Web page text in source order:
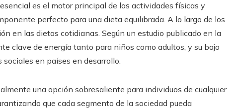
es el motor principal de las actividades físicas y
perfecto para una dieta equilibrada. A lo largo de los
en las dietas cotidianas. Según un estudio publicado en la
clave de energía tanto para niños como adultos, y su bajo
en países en desarrollo.
una opción sobresaliente para individuos de cualquier
que cada segmento de la sociedad pueda